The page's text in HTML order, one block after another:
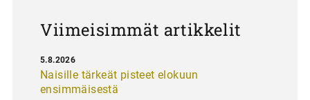
Viimeisimmät artikkelit
Naisille tärkeät pisteet elokuun
ensimmäisestä
5.8.2026